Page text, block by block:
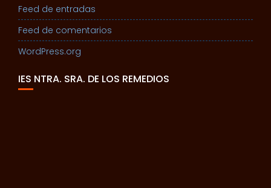
Feed de entradas
Feed de comentarios
WordPress.org
IES NTRA. SRA. DE LOS REMEDIOS